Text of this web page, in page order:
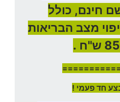
חינם, כולל
מצב הבריאות
חד פעמי !